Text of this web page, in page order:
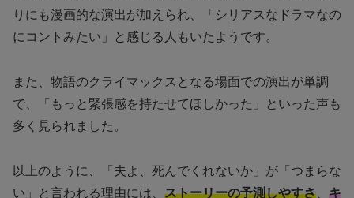
りにも漫画的な演出が加えられ、「シリアスなドラマなの
にコントみたい」と感じる人もいたようです。
また、物語のクライマックスとなる場面での演出が単調
で、「もっと緊張感を持たせてほしかった」といった声も
多く見られました。
以上のように、「夫よ、死んでくれないか」が「つまらな
い」と言われる理由には、 ストーリーの予測しやすさ
キ